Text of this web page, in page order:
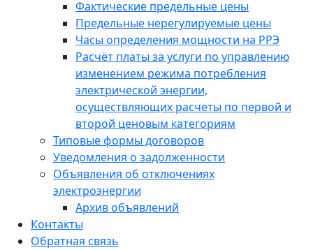
Фактические предельные цены
Предельные нерегулируемые цены
Часы определения мощности на РРЭ
Расчёт платы за услуги по управлению
изменением режима потребления
электрической энергии,
осуществляющих расчеты по первой и
второй ценовым категориям
Типовые формы договоров
Уведомления о задолженности
Объявления об отключениях
электроэнергии
Архив объявлений
Контакты
Обратная связь